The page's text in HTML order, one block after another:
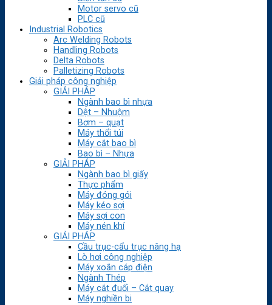
Motor servo cũ
PLC cũ
Industrial Robotics
Arc Welding Robots
Handling Robots
Delta Robots
Palletizing Robots
Giải pháp công nghiệp
GIẢI PHÁP
Ngành bao bì nhựa
Dệt – Nhuộm
Bơm – quạt
Máy thổi túi
Máy cắt bao bì
Bao bì – Nhựa
GIẢI PHÁP
Ngành bao bì giấy
Thực phẩm
Máy đóng gói
Máy kéo sợi
Máy sợi con
Máy nén khí
GIẢI PHÁP
Cầu trục-cẩu trục nâng hạ
Lò hơi công nghiệp
Máy xoắn cáp điện
Ngành Thép
Máy cắt đuổi – Cắt quay
Máy nghiền bi